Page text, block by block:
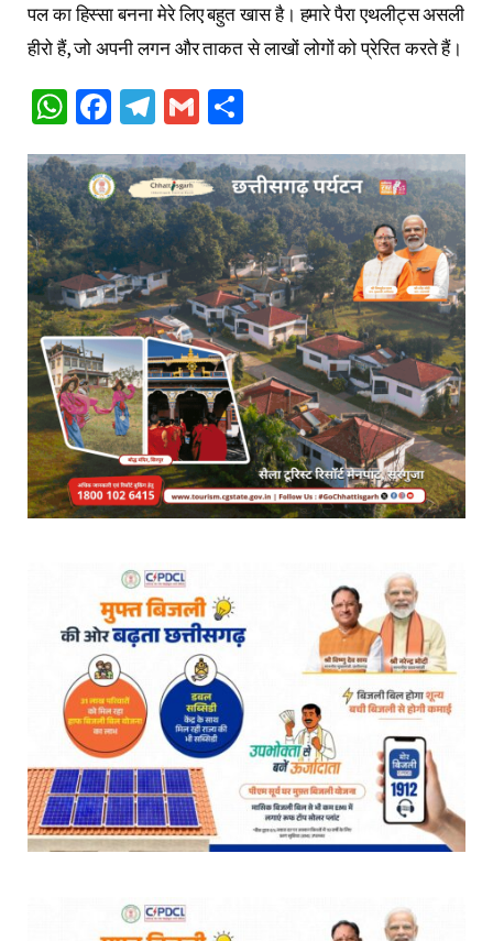
पल का हिस्सा बनना मेरे लिए बहुत खास है। हमारे पैरा एथलीट्स असली
हीरो हैं, जो अपनी लगन और ताकत से लाखों लोगों को प्रेरित करते हैं।
WhatsApp
Facebook
Telegram
Gmail